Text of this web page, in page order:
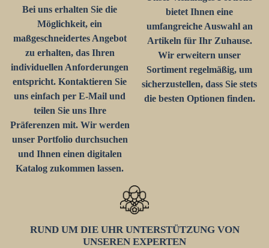
Bei uns erhalten Sie die
Möglichkeit, ein
maßgeschneidertes Angebot
zu erhalten, das Ihren
individuellen Anforderungen
entspricht. Kontaktieren Sie
uns einfach per E-Mail und
teilen Sie uns Ihre
Präferenzen mit. Wir werden
unser Portfolio durchsuchen
und Ihnen einen digitalen
Katalog zukommen lassen.
bietet Ihnen eine
umfangreiche Auswahl an
Artikeln für Ihr Zuhause.
Wir erweitern unser
Sortiment regelmäßig, um
sicherzustellen, dass Sie stets
die besten Optionen finden.
RUND UM DIE UHR UNTERSTÜTZUNG VON
UNSEREN EXPERTEN